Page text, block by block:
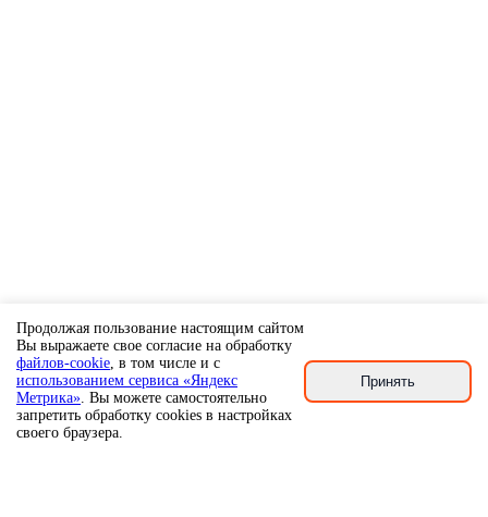
Продолжая пользование настоящим сайтом
Вы выражаете свое согласие на обработку
файлов-cookie, в том числе и с
использованием сервиса «Яндекс
Метрика». Вы можете самостоятельно
запретить обработку cookies в настройках
своего браузера.
Принять